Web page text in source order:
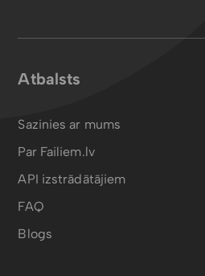
Atbalsts
Sazinies ar mums
Par Failiem.lv
API izstrādātājiem
FAQ
Blogs